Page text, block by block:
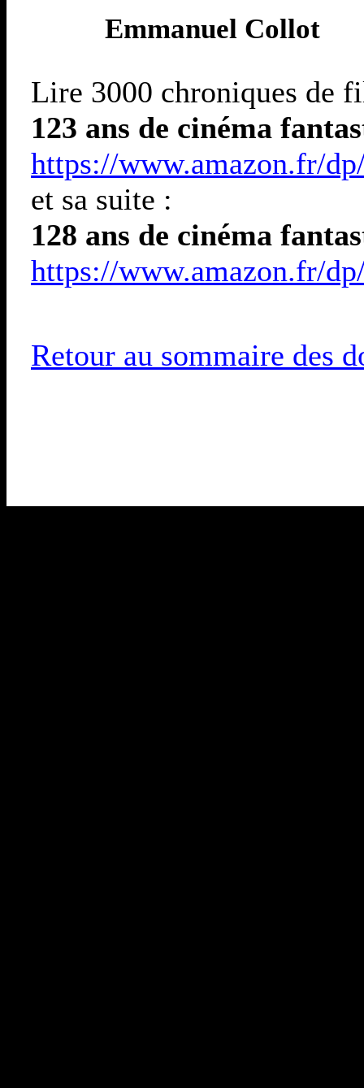
Emmanuel Collot
Lire 3000 chroniques de
123 ans de cinéma
https://www.amazon.fr/
et sa suite :
128 ans de cinéma
https://www.amazon.fr/
Retour au sommaire des